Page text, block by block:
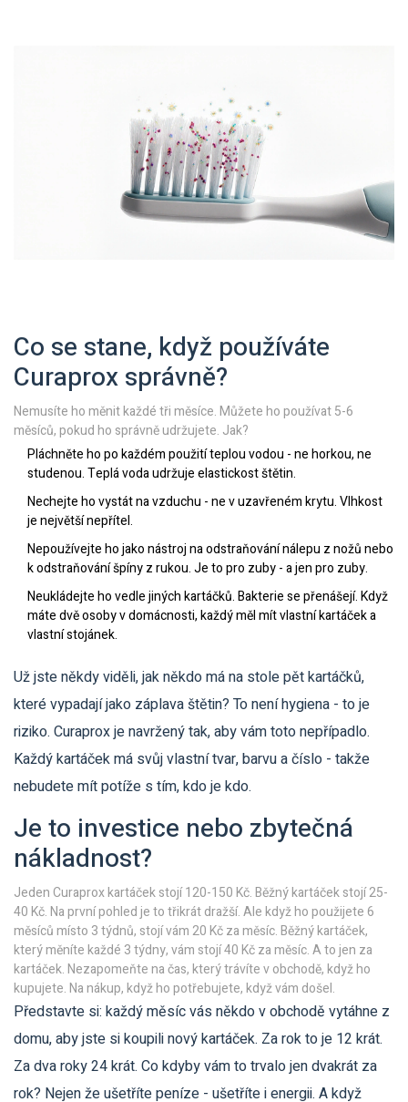
Co se stane, když používáte
Curaprox správně?
Nemusíte ho měnit každé tři měsíce. Můžete ho používat 5-6
měsíců, pokud ho správně udržujete. Jak?
Pláchněte ho po každém použití teplou vodou - ne horkou, ne
studenou. Teplá voda udržuje elastickost štětin.
Nechejte ho vystát na vzduchu - ne v uzavřeném krytu. Vlhkost
je největší nepřítel.
Nepoužívejte ho jako nástroj na odstraňování nálepu z nožů nebo
k odstraňování špíny z rukou. Je to pro zuby - a jen pro zuby.
Neukládejte ho vedle jiných kartáčků. Bakterie se přenášejí. Když
máte dvě osoby v domácnosti, každý měl mít vlastní kartáček a
vlastní stojánek.
Už jste někdy viděli, jak někdo má na stole pět kartáčků,
které vypadají jako záplava štětin? To není hygiena - to je
riziko. Curaprox je navržený tak, aby vám toto nepřípadlo.
Každý kartáček má svůj vlastní tvar, barvu a číslo - takže
nebudete mít potíže s tím, kdo je kdo.
Je to investice nebo zbytečná
nákladnost?
Jeden Curaprox kartáček stojí 120-150 Kč. Běžný kartáček stojí 25-
40 Kč. Na první pohled je to třikrát dražší. Ale když ho použijete 6
měsíců místo 3 týdnů, stojí vám 20 Kč za měsíc. Běžný kartáček,
který měníte každé 3 týdny, vám stojí 40 Kč za měsíc. A to jen za
kartáček. Nezapomeňte na čas, který trávíte v obchodě, když ho
kupujete. Na nákup, když ho potřebujete, když vám došel.
Představte si: každý měsíc vás někdo v obchodě vytáhne z
domu, aby jste si koupili nový kartáček. Za rok to je 12 krát.
Za dva roky 24 krát. Co kdyby vám to trvalo jen dvakrát za
rok? Nejen že ušetříte peníze - ušetříte i energii. A když